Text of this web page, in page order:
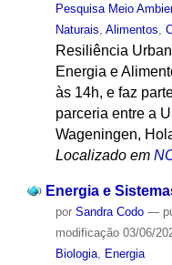
Pesquisa Meio
Naturais Alimentos
Resiliência
Energia e
às 14h, e faz
parceria entre a
Wageningen,
Localizado em
Energia e
por Sandra Codo —
modificação03/06/
Biologia, Energia